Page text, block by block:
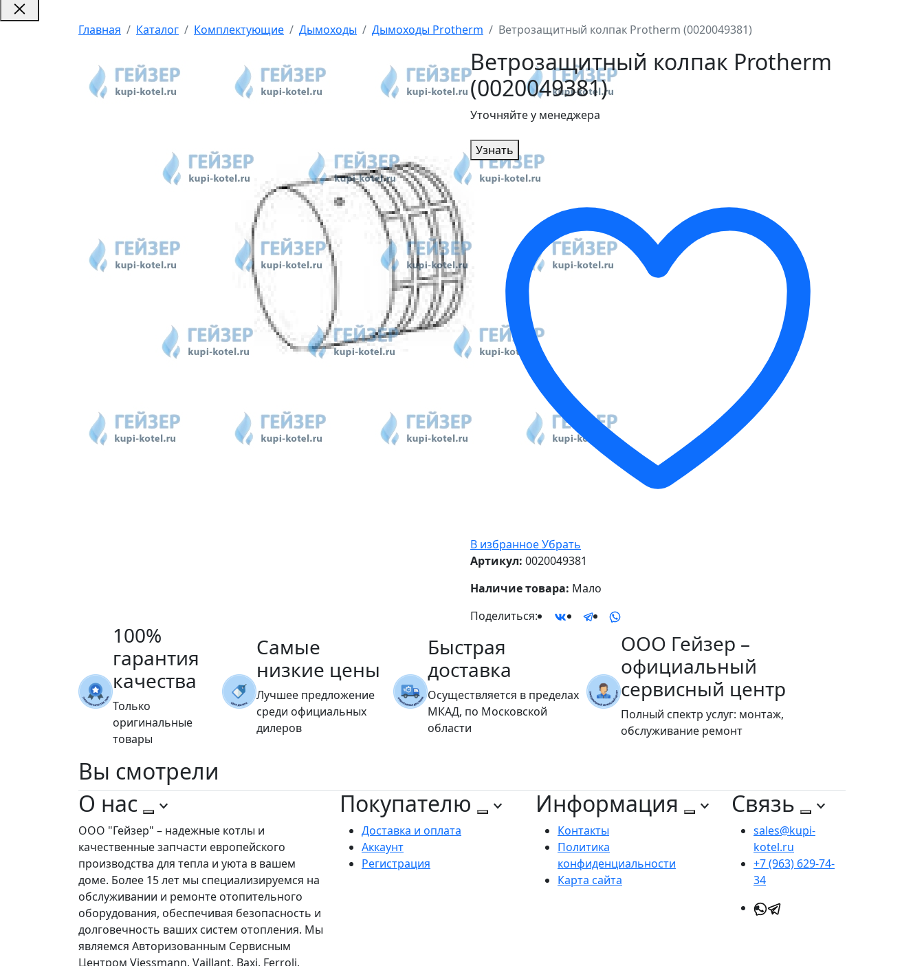
Главная Каталог Комплектующие Дымоходы Дымоходы Protherm Ветрозащитный колпак Protherm (0020049381)
Ветрозащитный колпак Protherm
(0020049381)
Уточняйте у менеджера
Узнать
В избранноеУбрать
Артикул: 0020049381
Наличие товара: Мало
Поделиться:
100%
гарантия
качества
Только
оригинальные
товары
Самые
низкие цены
Лучшее предложение
среди официальных
дилеров
Быстрая
доставка
Осуществляется в пределах
МКАД, по Московской
области
ООО Гейзер –
официальный
сервисный центр
Полный спектр услуг: монтаж,
обслуживание ремонт
Вы смотрели
О нас
ООО "Гейзер" – надежные котлы и
качественные запчасти европейского
производства для тепла и уюта в вашем
доме. Более 15 лет мы специализируемся на
обслуживании и ремонте отопительного
оборудования, обеспечивая безопасность и
долговечность ваших систем отопления. Мы
являемся Авторизованным Сервисным
Центром Viessmann, Vaillant, Baxi, Ferroli,
Покупателю
Доставка и оплата
Аккаунт
Регистрация
Информация
Контакты
Политика
конфиденциальности
Карта сайта
Связь
sales@kupi-
kotel.ru
+7 (963) 629-74-
34